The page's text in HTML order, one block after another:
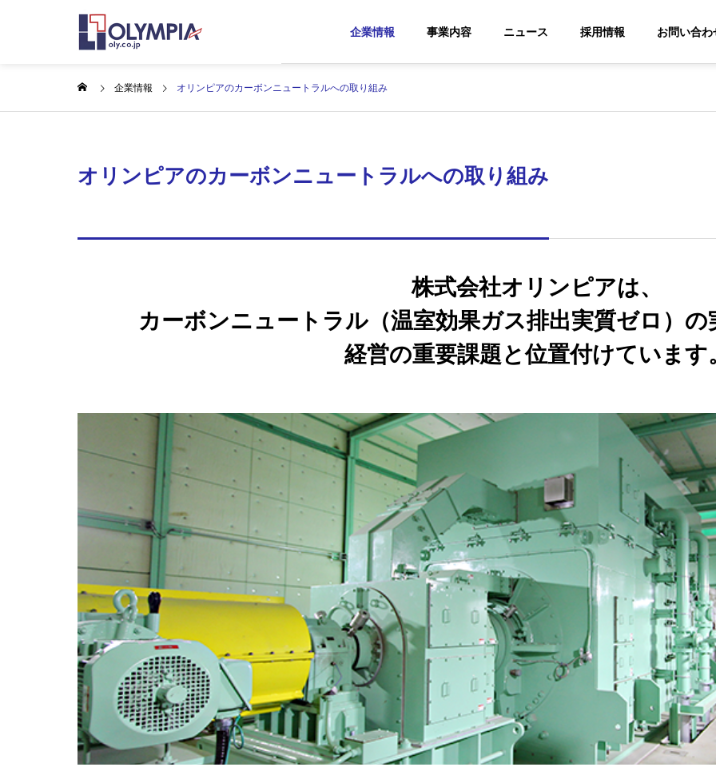
企業情報 事業内容 ニュース 採用情報 お問い合わ
企業情報
About Us Greetings
カーボンニュートラル
Carbon Neutrality
事業内容
蓄電所事業
Storage Battery
太陽光発電事業
PV Power Generation
Project
Biomass
企業情報 オリンピアのカーボンニュートラルへの取り組み
オリンピアのカーボンニュートラルへの取り組み
株式会社オリンピアは、
カーボンニュートラル（温室効果ガス排出実質ゼロ）
経営の重要課題と位置付けています